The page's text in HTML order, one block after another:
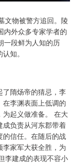
文物被警方追回。陵
内外众多专家学者的
一段鲜为人知的历
知。
隋炀帝的猜忌，李
李渊表面上低调的
起义做准备。 在大
成负责从河东郡带着
信任。在随后的战
家军大获全胜，为
李建成的表现不容小